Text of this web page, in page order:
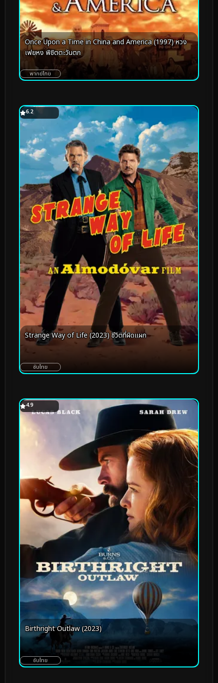
Once Upon a Time in China and America (1997) หวง
เฟยหง พิชิตตะวันตก
พากย์ไทย
6.2
Strange Way of Life (2023) ชีวิตที่ผิดแผก
ซับไทย
4.9
Birthright Outlaw (2023)
ซับไทย